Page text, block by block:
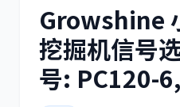
洋马
Growshine
挖掘机信号
号: PC120-